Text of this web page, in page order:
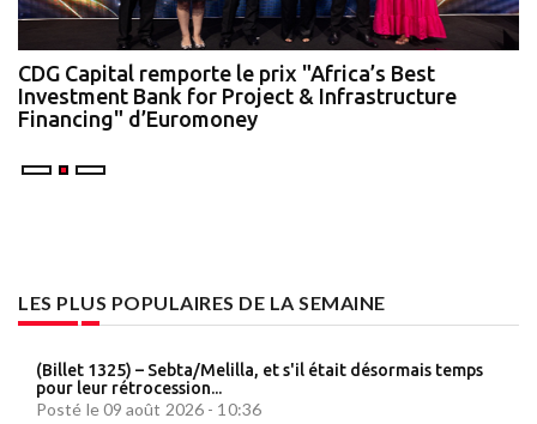
CDG Capital remporte le prix "Africa’s Best
Investment Bank for Project & Infrastructure
Financing" d’Euromoney
LES PLUS POPULAIRES DE LA SEMAINE
(Billet 1325) – Sebta/Melilla, et s'il était désormais temps
pour leur rétrocession...
Posté le 09 août 2026 - 10:36